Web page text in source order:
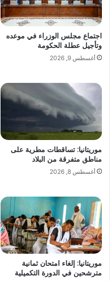
اجتماع مجلس الوزراء في موعده
وتأجيل عطلة الحكومة
أغسطس 9, 2026
موريتانيا: تساقطات مطرية على
مناطق متفرقة من البلاد
أغسطس 8, 2026
موريتانيا: إلغاء امتحان ثمانية
مترشحين في الدورة التكميلية